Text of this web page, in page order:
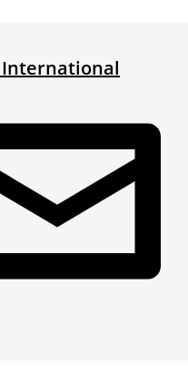
International